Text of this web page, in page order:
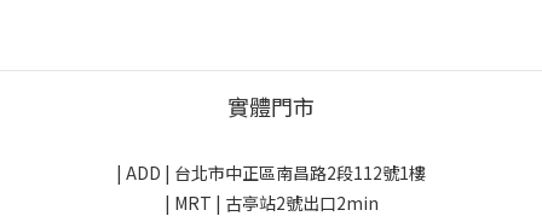
實體門市
| ADD | 台北市中正區南昌路2段112號1樓
| MRT | 古亭站2號出口2min